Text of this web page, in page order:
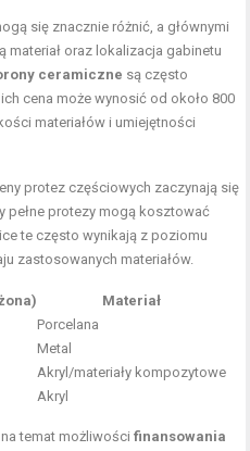
się znacznie różnić, a głównymi
materiał oraz lokalizacja gabinetu
ceramiczne są często
cena może wynosić od około 800
materiałów i umiejętności
protez częściowych zaczynają się
pełne protezy mogą kosztować
te często wynikają z poziomu
zastosowanych materiałów.
Materiał
Porcelana
Metal
Akryl/materiały kompozytowe
Akryl
temat możliwościfinansowania